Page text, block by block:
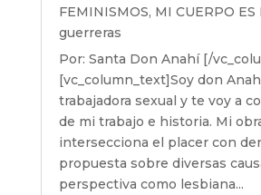
FEMINISMOS, MI CUERPO ES
guerreras
Por: Santa Don Anahí [/
[vc_column_text]Soy don
trabajadora sexual y te voy a
de mi trabajo e historia. Mi
intersecciona el placer con
propuesta sobre diversas
perspectiva como lesbiana...